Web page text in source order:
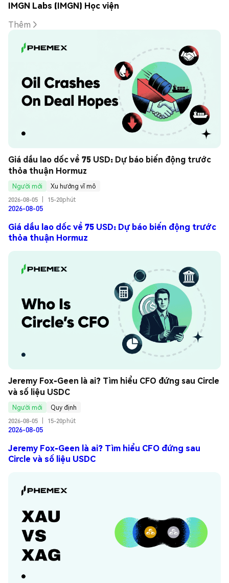
IMGN Labs (IMGN) Học viện
Thêm
Giá dầu lao dốc về 75 USD: Dự báo biến động trước
thỏa thuận Hormuz
Người mới
Xu hướng vĩ mô
2026-08-05
15-20phút
2026-08-05
Giá dầu lao dốc về 75 USD: Dự báo biến động trước
thỏa thuận Hormuz
Jeremy Fox-Geen là ai? Tìm hiểu CFO đứng sau Circle
và số liệu USDC
Người mới
Quy định
2026-08-05
15-20phút
2026-08-05
Jeremy Fox-Geen là ai? Tìm hiểu CFO đứng sau
Circle và số liệu USDC